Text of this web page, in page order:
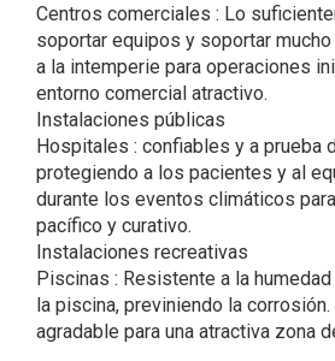
Centros comerciales : Lo
soportar equipos y soportar
a la intemperie para operaciones
entorno comercial atractivo.
Instalaciones públicas
Hospitales : confiables y a prueba
protegiendo a los pacientes y al
durante los eventos climáticos
pacífico y curativo.
Instalaciones recreativas
Piscinas : Resistente a la
la piscina, previniendo la
agradable para una atractiva zona